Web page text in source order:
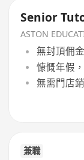
Senior
ASTON
無封頂佣
慷慨年假
無需門店
兼職